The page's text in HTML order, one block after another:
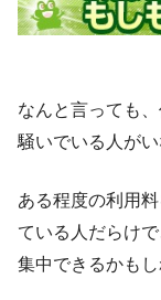
なんと言っても
騒いでいる人が
ある程度の利用
ている人だらけ
集中できるかもし